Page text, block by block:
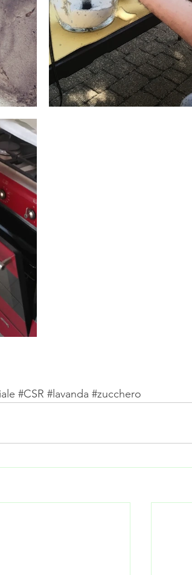
#CSR #lavanda #zucchero